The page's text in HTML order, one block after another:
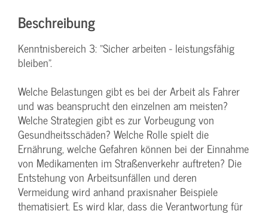
Beschreibung
Kenntnisbereich 3: "Sicher arbeiten - leistungsfähig
bleiben".
Welche Belastungen gibt es bei der Arbeit als Fahrer
und was beansprucht den einzelnen am meisten?
Welche Strategien gibt es zur Vorbeugung von
Gesundheitsschäden? Welche Rolle spielt die
Ernährung, welche Gefahren können bei der Einnahme
von Medikamenten im Straßenverkehr auftreten? Die
Entstehung von Arbeitsunfällen und deren
Vermeidung wird anhand praxisnaher Beispiele
thematisiert. Es wird klar, dass die Verantwortung für